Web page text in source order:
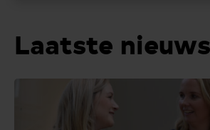
Laatste nieuws